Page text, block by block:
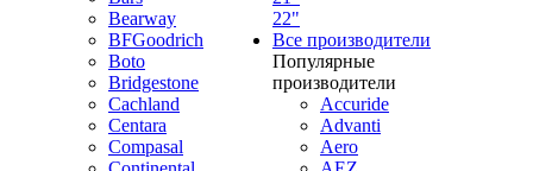
Bearway
BFGoodrich
Boto
Bridgestone
Cachland
Centara
Compasal
22"
Все производители
Популярные
производители
Accuride
Advanti
Aero